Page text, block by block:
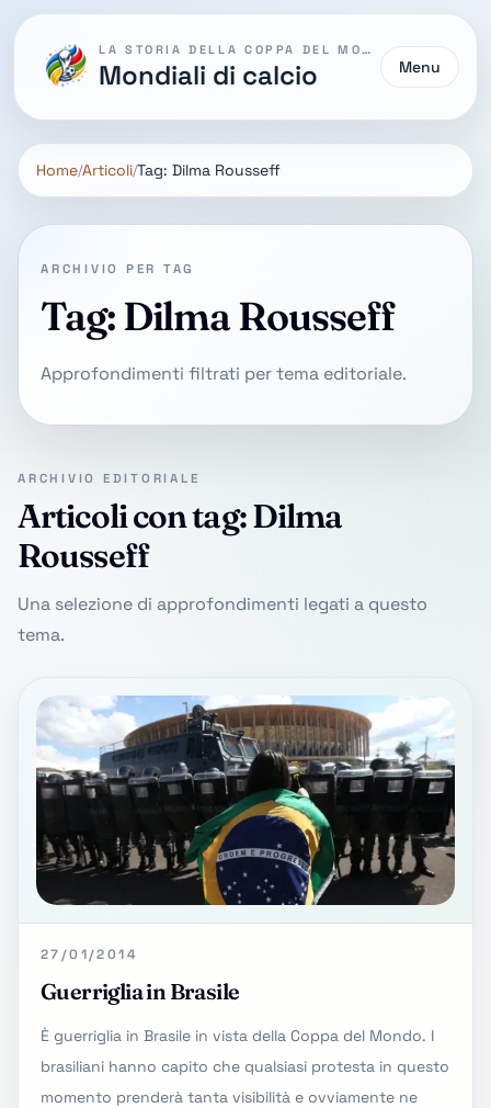
LA STORIA DELLA COPPA DEL MONDO
Mondiali di calcio Menu
Home Articoli Tag: Dilma Rousseff
ARCHIVIO PER TAG
Tag: Dilma Rousseff
Approfondimenti filtrati per tema editoriale.
ARCHIVIO EDITORIALE
Articoli con tag: Dilma
Rousseff
Una selezione di approfondimenti legati a questo
tema.
27/01/2014
Guerriglia in Brasile
È guerriglia in Brasile in vista della Coppa del Mondo. I
brasiliani hanno capito che qualsiasi protesta in questo
momento prenderà tanta visibilità e ovviamente ne